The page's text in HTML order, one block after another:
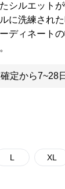
シルエット
に洗練され
ディネート
定から7~28
L XL